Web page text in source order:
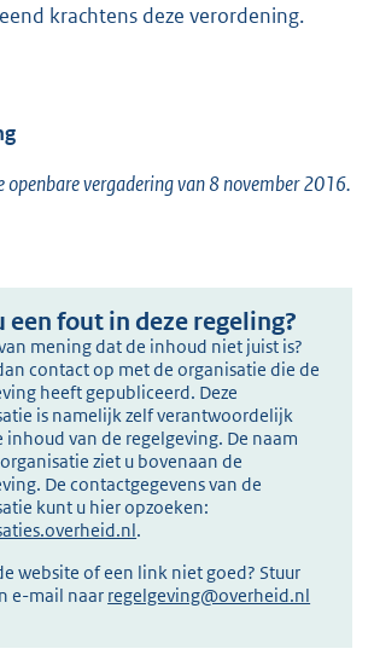
krachtens deze verordening.
openbare vergadering van 8 november 2016.
een fout in deze regeling?
mening dat de inhoud niet juist is?
contact op met de organisatie die de
heeft gepubliceerd. Deze
is namelijk zelf verantwoordelijk
inhoud van de regelgeving. De naam
ziet u bovenaan de
De contactgegevens van de
kunt u hier opzoeken:
.
website of een link niet goed? Stuur
e-mail naar regelgeving@overheid.nl